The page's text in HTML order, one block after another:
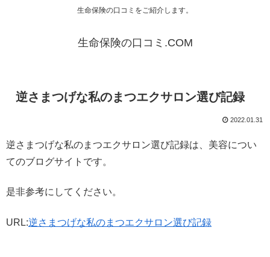
生命保険の口コミをご紹介します。
生命保険の口コミ.COM
逆さまつげな私のまつエクサロン選び記録
2022.01.31
逆さまつげな私のまつエクサロン選び記録は、美容につい
てのブログサイトです。
是非参考にしてください。
URL:逆さまつげな私のまつエクサロン選び記録